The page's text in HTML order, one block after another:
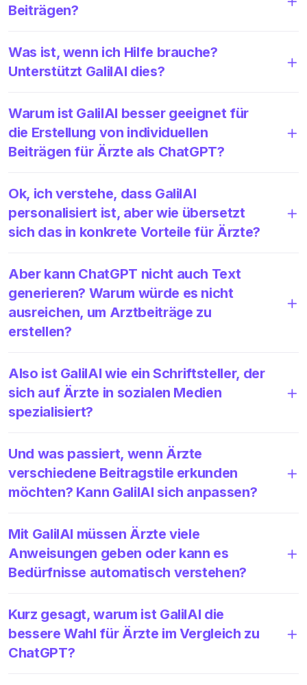
Beiträgen?
Was ist, wenn ich Hilfe brauche?
Unterstützt GalilAI dies?
Warum ist GalilAI besser geeignet für
die Erstellung von individuellen
Beiträgen für Ärzte als ChatGPT?
Ok, ich verstehe, dass GalilAI
personalisiert ist, aber wie übersetzt
sich das in konkrete Vorteile für Ärzte?
Aber kann ChatGPT nicht auch Text
generieren? Warum würde es nicht
ausreichen, um Arztbeiträge zu
erstellen?
Also ist GalilAI wie ein Schriftsteller, der
sich auf Ärzte in sozialen Medien
spezialisiert?
Und was passiert, wenn Ärzte
verschiedene Beitragstile erkunden
möchten? Kann GalilAI sich anpassen?
Mit GalilAI müssen Ärzte viele
Anweisungen geben oder kann es
Bedürfnisse automatisch verstehen?
Kurz gesagt, warum ist GalilAI die
bessere Wahl für Ärzte im Vergleich zu
ChatGPT?